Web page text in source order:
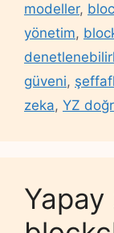
modeller,
yönetim,
güveni,
zeka, YZ
Yapay